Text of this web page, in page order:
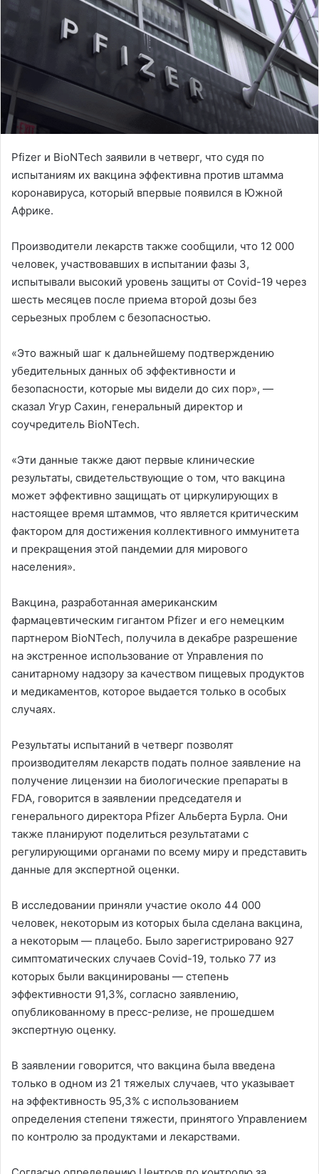
Pfizer и BioNTech заявили в четверг, что судя по
испытаниям их вакцина эффективна против штамма
коронавируса, который впервые появился в Южной
Африке.
Производители лекарств также сообщили, что 12 000
человек, участвовавших в испытании фазы 3,
испытывали высокий уровень защиты от Covid-19 через
шесть месяцев после приема второй дозы без
серьезных проблем с безопасностью.
«Это важный шаг к дальнейшему подтверждению
убедительных данных об эффективности и
безопасности, которые мы видели до сих пор», —
сказал Угур Сахин, генеральный директор и
соучредитель BioNTech.
«Эти данные также дают первые клинические
результаты, свидетельствующие о том, что вакцина
может эффективно защищать от циркулирующих в
настоящее время штаммов, что является критическим
фактором для достижения коллективного иммунитета
и прекращения этой пандемии для мирового
населения».
Вакцина, разработанная американским
фармацевтическим гигантом Pfizer и его немецким
партнером BioNTech, получила в декабре разрешение
на экстренное использование от Управления по
санитарному надзору за качеством пищевых продуктов
и медикаментов, которое выдается только в особых
случаях.
Результаты испытаний в четверг позволят
производителям лекарств подать полное заявление на
получение лицензии на биологические препараты в
FDA, говорится в заявлении председателя и
генерального директора Pfizer Альберта Бурла. Они
также планируют поделиться результатами с
регулирующими органами по всему миру и представить
данные для экспертной оценки.
В исследовании приняли участие около 44 000
человек, некоторым из которых была сделана вакцина,
а некоторым — плацебо. Было зарегистрировано 927
симптоматических случаев Covid-19, только 77 из
которых были вакцинированы — степень
эффективности 91,3%, согласно заявлению,
опубликованному в пресс-релизе, не прошедшем
экспертную оценку.
В заявлении говорится, что вакцина была введена
только в одном из 21 тяжелых случаев, что указывает
на эффективность 95,3% с использованием
определения степени тяжести, принятого Управлением
по контролю за продуктами и лекарствами.